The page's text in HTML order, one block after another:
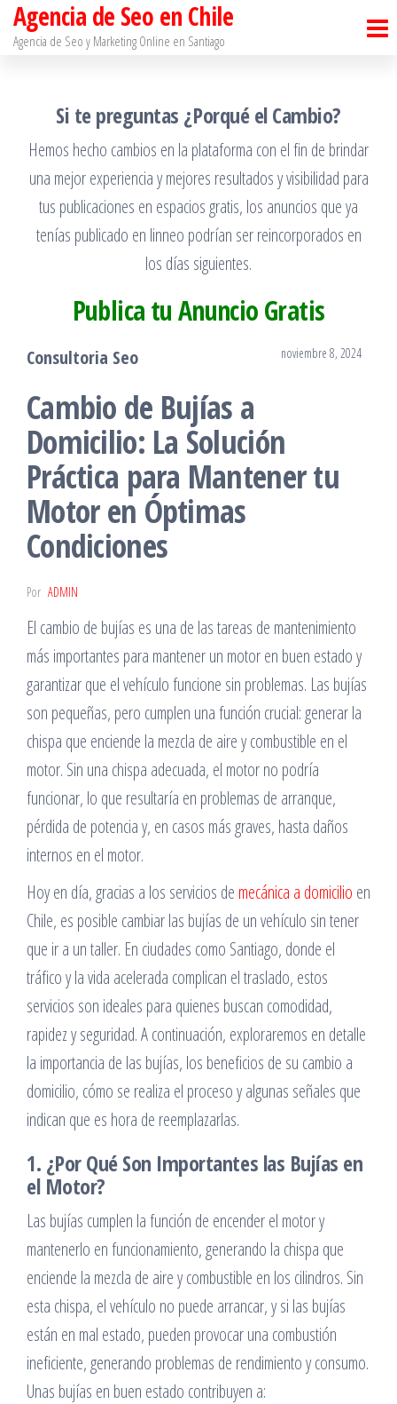
SaltarAgencia de Seo en Chile
Agencia de Seo y Marketing Online en Santiago​
Si te preguntas ¿Porqué el Cambio?
Hemos hecho cambios en la plataforma con el fin de brindar
una mejor experiencia y mejores resultados y visibilidad para
tus publicaciones en espacios gratis, los anuncios que ya
tenías publicado en linneo podrían ser reincorporados en
los días siguientes.
Publica tu Anuncio Gratis
Consultoria Seo noviembre 8, 2024
Cambio de Bujías a
Domicilio: La Solución
Práctica para Mantener tu
Motor en Óptimas
Condiciones
Por ADMIN
El cambio de bujías es una de las tareas de mantenimiento
más importantes para mantener un motor en buen estado y
garantizar que el vehículo funcione sin problemas. Las bujías
son pequeñas, pero cumplen una función crucial: generar la
chispa que enciende la mezcla de aire y combustible en el
motor. Sin una chispa adecuada, el motor no podría
funcionar, lo que resultaría en problemas de arranque,
pérdida de potencia y, en casos más graves, hasta daños
internos en el motor.
Hoy en día, gracias a los servicios de mecánica a domicilio en
Chile, es posible cambiar las bujías de un vehículo sin tener
que ir a un taller. En ciudades como Santiago, donde el
tráfico y la vida acelerada complican el traslado, estos
servicios son ideales para quienes buscan comodidad,
rapidez y seguridad. A continuación, exploraremos en detalle
la importancia de las bujías, los beneficios de su cambio a
domicilio, cómo se realiza el proceso y algunas señales que
indican que es hora de reemplazarlas.
1. ¿Por Qué Son Importantes las Bujías en
el Motor?
Las bujías cumplen la función de encender el motor y
mantenerlo en funcionamiento, generando la chispa que
enciende la mezcla de aire y combustible en los cilindros. Sin
esta chispa, el vehículo no puede arrancar, y si las bujías
están en mal estado, pueden provocar una combustión
ineficiente, generando problemas de rendimiento y consumo.
Unas bujías en buen estado contribuyen a: